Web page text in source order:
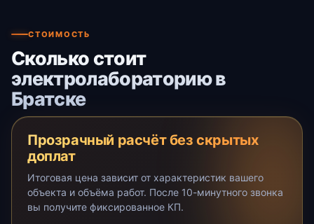
СТОИМОСТЬ
Сколько стоит
электролабораторию в
Братске
Прозрачный расчёт без скрытых
доплат
Итоговая цена зависит от характеристик вашего
объекта и объёма работ. После 10-минутного звонка
вы получите фиксированное КП.